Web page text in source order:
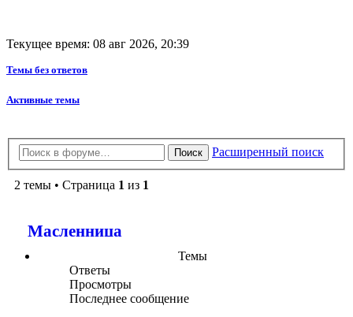
Текущее время: 08 авг 2026, 20:39
Темы без ответов
Активные темы
Поиск Расширенный поиск
2 темы • Страница 1 из 1
Масленница
Темы
Ответы
Просмотры
Последнее сообщение